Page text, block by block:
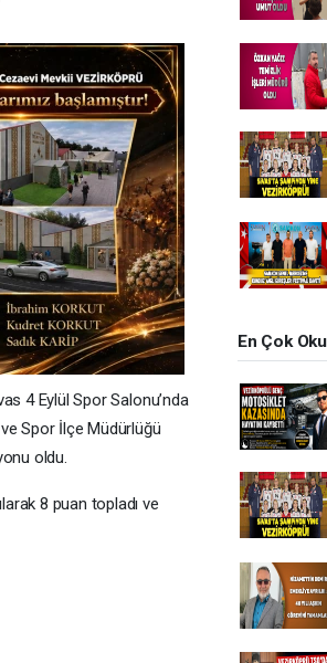
4 Eylül Spor Salonu’nda
Spor İlçe Müdürlüğü
oldu.
8 puan topladı ve
En Çok